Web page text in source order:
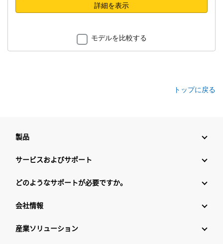
詳細を表示
モデルを比較する
トップに戻る
製品
サービスおよびサポート
どのようなサポートが必要ですか。
会社情報
産業ソリューション